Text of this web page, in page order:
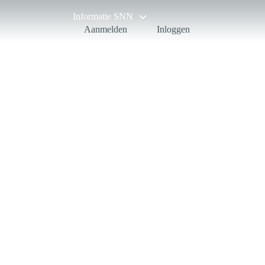
Inloggen
Aanmelden
Informatie SNN